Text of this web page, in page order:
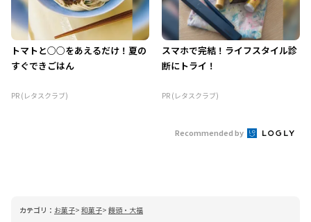
トマトと○○をあえるだけ！夏の
すぐできごはん
PR (レタスクラブ)
スマホで完結！ライフスタイル診
断にトライ！
PR (レタスクラブ)
Recommended by
カテゴリ： お菓子 和菓子 饅頭・大福